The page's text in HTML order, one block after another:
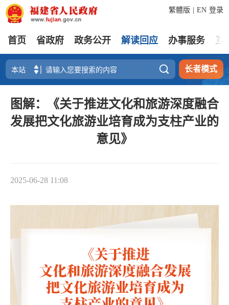
登录
繁體版 EN
首页 省政府 政务公开 解读回应 办事服务 互
 长者模式
图解：《关于推进文化和旅游深度融合
发展把文化旅游业培育成为支柱产业的
意见》
2025-06-28 11:08